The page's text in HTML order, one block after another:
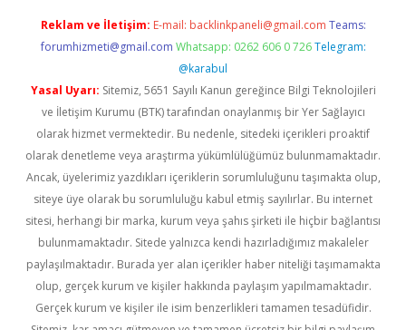
Reklam ve İletişim: E-mail: backlinkpaneli@gmail.com Teams:
forumhizmeti@gmail.com Whatsapp: 0262 606 0 726 Telegram:
@karabul
Yasal Uyarı: Sitemiz, 5651 Sayılı Kanun gereğince Bilgi Teknolojileri
ve İletişim Kurumu (BTK) tarafından onaylanmış bir Yer Sağlayıcı
olarak hizmet vermektedir. Bu nedenle, sitedeki içerikleri proaktif
olarak denetleme veya araştırma yükümlülüğümüz bulunmamaktadır.
Ancak, üyelerimiz yazdıkları içeriklerin sorumluluğunu taşımakta olup,
siteye üye olarak bu sorumluluğu kabul etmiş sayılırlar. Bu internet
sitesi, herhangi bir marka, kurum veya şahıs şirketi ile hiçbir bağlantısı
bulunmamaktadır. Sitede yalnızca kendi hazırladığımız makaleler
paylaşılmaktadır. Burada yer alan içerikler haber niteliği taşımamakta
olup, gerçek kurum ve kişiler hakkında paylaşım yapılmamaktadır.
Gerçek kurum ve kişiler ile isim benzerlikleri tamamen tesadüfidir.